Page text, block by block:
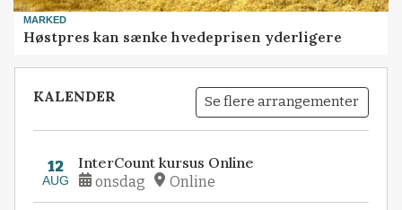
MARKED
Høstpres kan sænke hvedeprisen yderligere
KALENDER Se flere arrangementer
12
AUG
InterCount kursus Online
onsdag Online